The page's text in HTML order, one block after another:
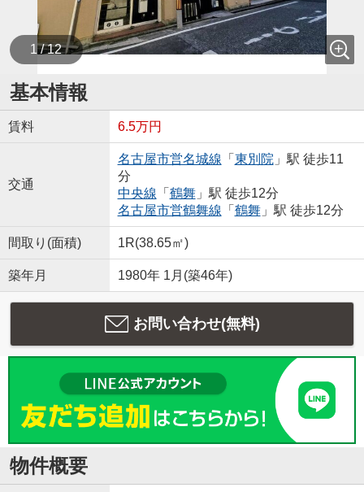
1 / 12
基本情報
賃料 6.5万円
交通
名古屋市営名城線 「 東別院 」駅 徒歩11
分
中央線 「 鶴舞」駅 徒歩12分
名古屋市営鶴舞線 「 鶴舞」駅 徒歩12分
間取り(面積) 1R(38.65㎡)
築年月 1980年 1月(築46年)
お問い合わせ(無料)
物件概要